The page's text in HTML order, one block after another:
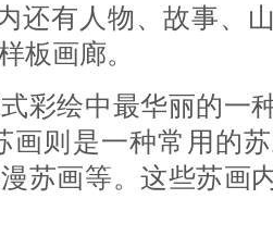
还有人物、故事、
板画廊。
彩绘中最华丽的一
画则是一种常用的
苏画等。这些苏画